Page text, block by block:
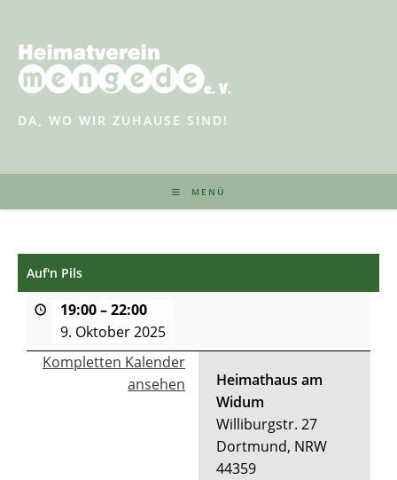
springen
DA, WO WIR ZUHAUSE SIND!
MENÜ
Auf'n Pils
19:00–22:00
9. Oktober 2025
Heimathaus am
Widum
Williburgstr. 27
Dortmund, NRW
44359
Kompletten Kalender
ansehen